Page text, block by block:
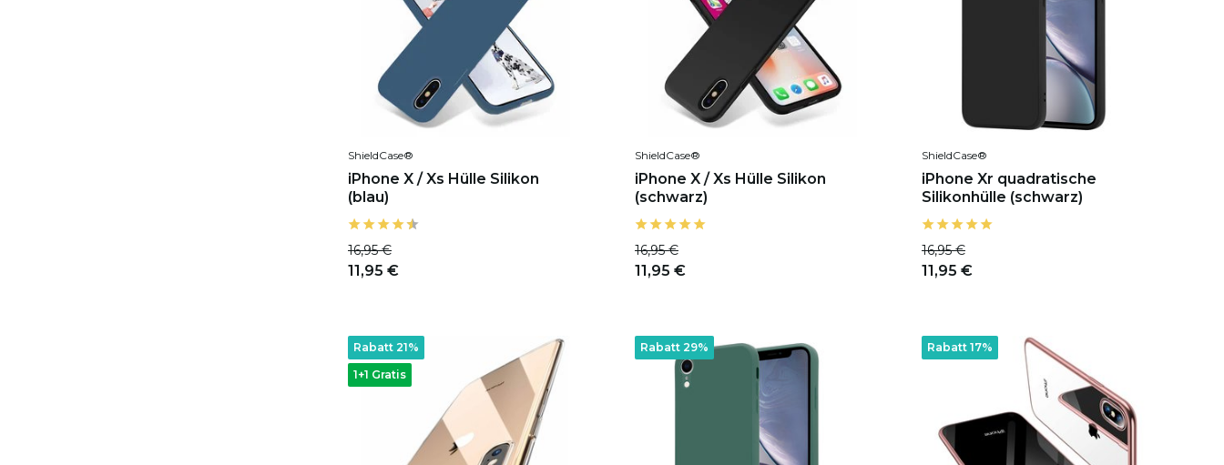
ShieldCase®
iPhone X / Xs Hülle Silikon
(blau)
16,95 €
11,95 €
ShieldCase®
iPhone X / Xs Hülle Silikon
(schwarz)
16,95 €
11,95 €
ShieldCase®
iPhone Xr quadratische
Silikonhülle (schwarz)
16,95 €
11,95 €
1+1 Gratis
Rabatt 21% Rabatt 29% Rabatt 17%